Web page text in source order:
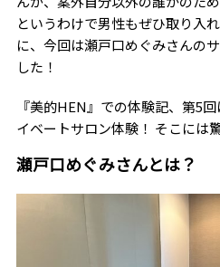
というわけで男性もぜひ取り入
に、今回は瀬戸口めぐみさんの
した！
『美的HEN』での体験記、第5
イベートサロン体験！ そこには
瀬戸口めぐみさんとは？